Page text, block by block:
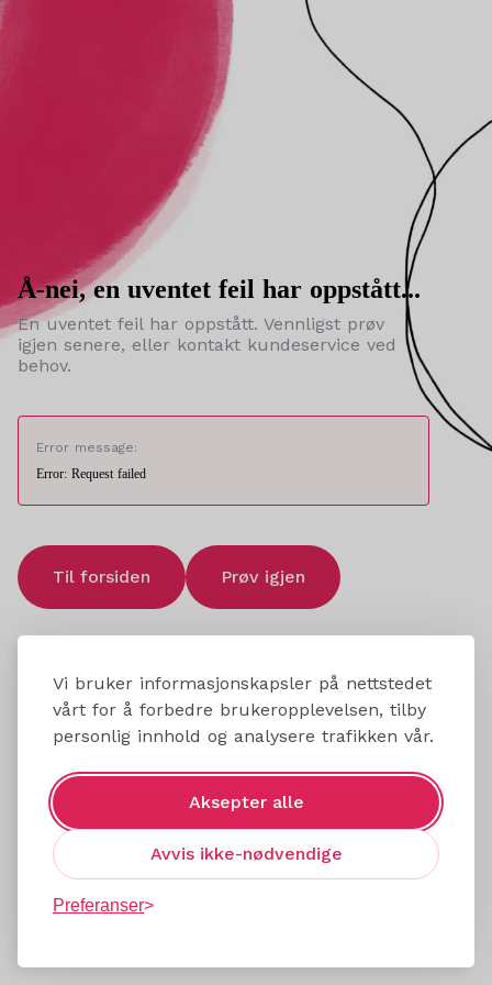
Vi bruker informasjonskapsler på nettstedet
vårt for å forbedre brukeropplevelsen, tilby
personlig innhold og analysere trafikken vår.
Aksepter alle
Avvis ikke-nødvendige
Preferanser
Å-nei, en uventet feil har oppstått...
En uventet feil har oppstått. Vennligst prøv
igjen senere, eller kontakt kundeservice ved
behov.
Error message:
Error: Request failed
Til forsiden Prøv igjen